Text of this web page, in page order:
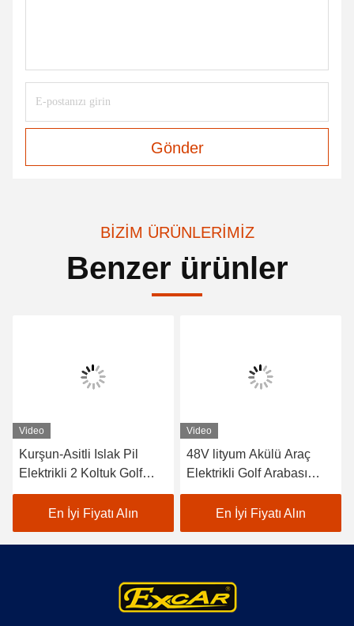
Gönder
BIZIM ÜRÜNLERIMIZ
Benzer ürünler
Video
Kurşun-Asitli Islak Pil
Elektrikli 2 Koltuk Golf
Arabaları / Elektrikli Buggy
Araba Golf
En İyi Fiyatı Alın
Video
48V lityum Akülü Araç
Elektrikli Golf Arabası
EXCAR A1S6+2 Beyaz
En İyi Fiyatı Alın